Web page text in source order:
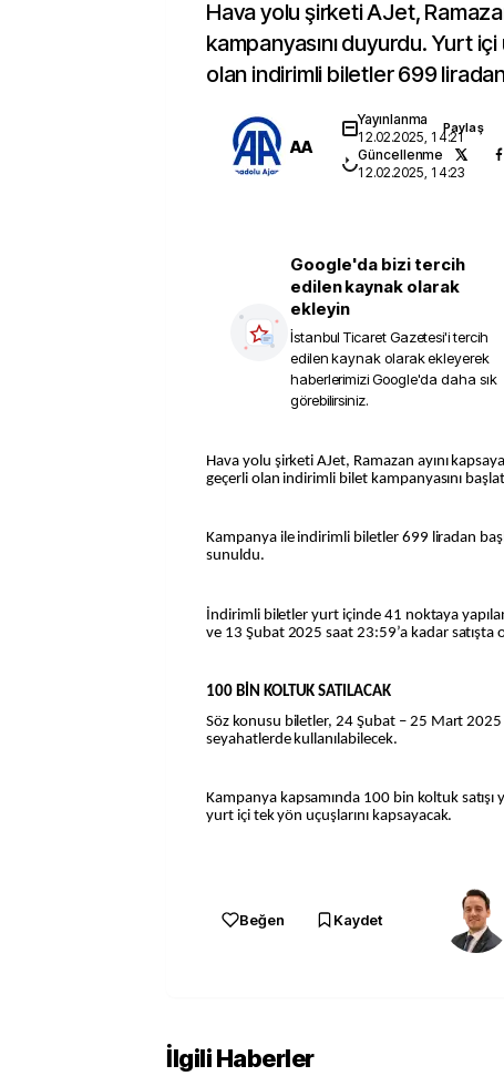
Hava yolu şirketi AJet,
kampanyasını duyurdu. Yurt
olan indirimli biletler 699
AA
Yayınlanma
12.02.2025, 14:21
Güncellenme
12.02.2025, 14:23
Paylaş
Google'da bizi tercih
edilen kaynak olarak
ekleyin
İstanbul Ticaret Gazetesi'i tercih
edilen kaynak olarak ekleyerek
haberlerimizi Google'da daha sık
görebilirsiniz.
Hava yolu şirketi AJet, Ramazan ayını kapsayan ve yurt içi uçuşlarda
geçerli olan indirimli bilet kampanyasını
Kampanya ile indirimli biletler 699 liradan
sunuldu.
İndirimli biletler yurt içinde 41 noktaya
ve 13 Şubat 2025 saat 23:59’a kadar satışta
100 BİN KOLTUK SATILACAK
Söz konusu biletler, 24 Şubat – 25 Mart 2025
seyahatlerde kullanılabilecek.
Kampanya kapsamında 100 bin koltuk satışı
yurt içi tek yön uçuşlarını kapsayacak.
Beğen Kaydet
İlgili Haberler